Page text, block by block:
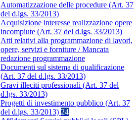
Automatizzazione delle procedure (Art. 37
del d.lgs. 33/2013)
Acquisizione interesse realizzazione opere
incompiute (Art. 37 del d.lgs. 33/2013)
Atti relativi alla programmazione di lavori,
opere, servizi e forniture / Mancata
redazione programmazione
Documenti sul sistema di qualificazione
(Art. 37 del d.lgs. 33/2013)
Gravi illeciti professionali (Art. 37 del
d.lgs. 33/2013)
Progetti di investimento pubblico (Art. 37
del d.lgs. 33/2013) 24